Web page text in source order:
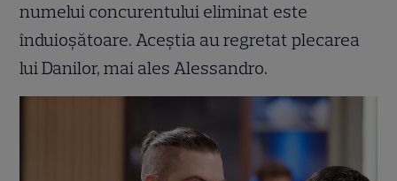
numelui concurentului eliminat este
înduioșătoare. Aceștia au regretat plecarea
lui Danilor, mai ales Alessandro.